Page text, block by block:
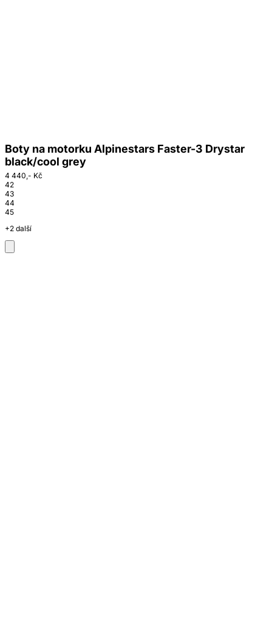
Boty na motorku Alpinestars Faster-3 Drystar
black/cool grey
4 440,- Kč
42
43
44
45
+2 další